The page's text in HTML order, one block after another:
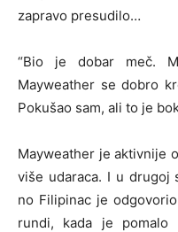
zapravo presudilo…
“Bio je dobar meč.
Mayweather se dobro
Pokušao sam, ali to je
Mayweather je aktivnije
više udaraca. I u drugoj
no Filipinac je
rundi, kada je pomalo